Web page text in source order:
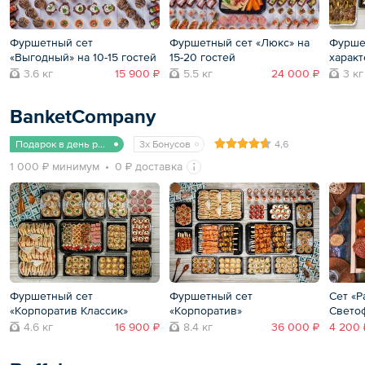
Фуршетный сет
«Выгодный» на 10-15 гостей
3.6 кг
15 900 ₽
Фуршетный сет «Люкс» на
15-20 гостей
5.5 кг
24 000 ₽
3 кг
BanketCompany
Подарок в день рождения 3x Бонусов 4,6
1 000 ₽ минимум 0 ₽ доставка
Фуршетный сет
«Корпоратив Классик»
4.6 кг
16 900 ₽
Фуршетный сет
«Корпоратив»
8.4 кг
36 000 ₽
Сет
4 200